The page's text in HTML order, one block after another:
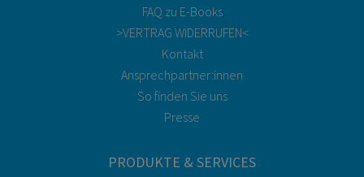
FAQ zu E-Books
>VERTRAG WIDERRUFEN<
Kontakt
Ansprechpartner:innen
So finden Sie uns
Presse
PRODUKTE & SERVICES